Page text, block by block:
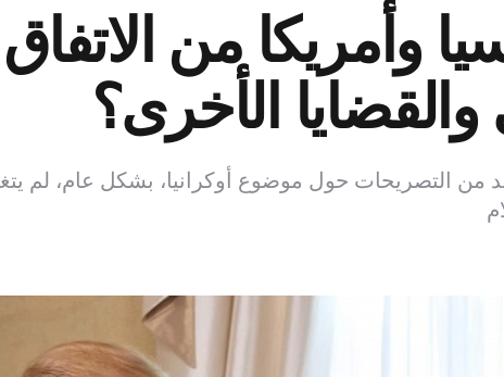
وأمريكا من
الأخرى؟
من التصريحات حول موضوع أوكرانيا، بشكل عام، لم